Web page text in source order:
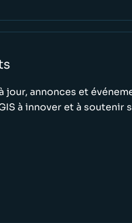
jour, annonces et
à innover et à soutenir